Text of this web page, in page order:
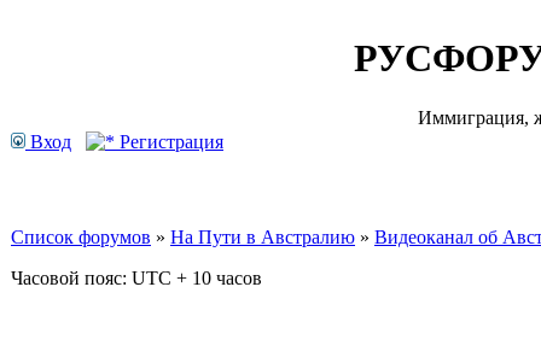
Иммиграция,
Вход
Регистрация
Список форумов » На Пути в Австралию » Видеоканал об
Часовой пояс: UTC + 10 часов